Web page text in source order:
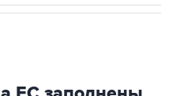
ЕС заполнены
за 5 лет